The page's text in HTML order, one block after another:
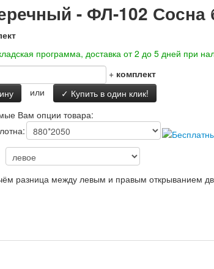
- ФЛ-102 Сосна
программа, доставка от 2 до 5 дней при
+ комплект
или
✓ Купить в один клик!
Вам опции товара:
разница между левым и правым открыванием